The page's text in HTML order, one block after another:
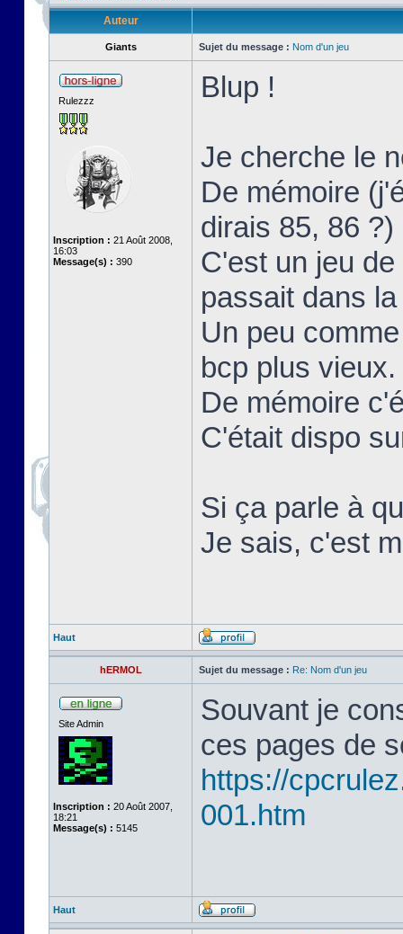
Auteur
Giants Sujet du message : Nom d'un jeu
Rulezzz
Inscription : 21 Août 2008,
16:03
Message(s) : 390
Blup !
Je cherche le
De mémoire
dirais 85, 86 ?)
C'est un jeu
passait dans
Un peu
bcp plus vieux.
De mémoire
C'était dispo
Si ça parle à
Je sais, c'est
Haut
hERMOL Sujet du message : Re: Nom d'un jeu
Site Admin
Inscription : 20 Août 2007,
18:21
Message(s) : 5145
Souvant je
ces pages de
https://
001.htm
Haut